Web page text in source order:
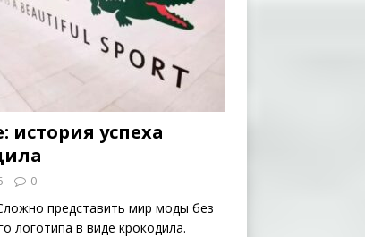
история успеха
0
представить мир моды без
логотипа в виде крокодила.